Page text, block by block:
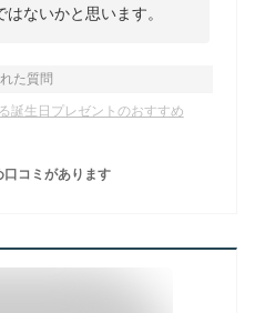
ないかと思います。
た質問
誕生日プレゼントのおすすめ
口コミがあります